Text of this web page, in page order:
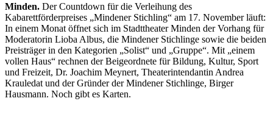
Minden. Der Countdown für die Verleihung des
Kabarettförderpreises „Mindener Stichling“ am 17. November läuft:
In einem Monat öffnet sich im Stadttheater Minden der Vorhang für
Moderatorin Lioba Albus, die Mindener Stichlinge sowie die beiden
Preisträger in den Kategorien „Solist“ und „Gruppe“. Mit „einem
vollen Haus“ rechnen der Beigeordnete für Bildung, Kultur, Sport
und Freizeit, Dr. Joachim Meynert, Theaterintendantin Andrea
Krauledat und der Gründer der Mindener Stichlinge, Birger
Hausmann. Noch gibt es Karten.